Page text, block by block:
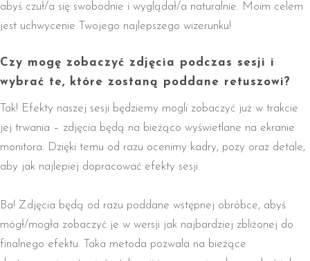
abyś czuł/a się swobodnie i wyglądał/a naturalnie. Moim celem
jest uchwycenie Twojego najlepszego wizerunku!
Czy mogę zobaczyć zdjęcia podczas sesji i
wybrać te, które zostaną poddane retuszowi?
Tak! Efekty naszej sesji będziemy mogli zobaczyć już w trakcie
jej trwania – zdjęcia będą na bieżąco wyświetlane na ekranie
monitora. Dzięki temu od razu ocenimy kadry, pozy oraz detale,
aby jak najlepiej dopracować efekty sesji.
Ba! Zdjęcia będą od razu poddane wstępnej obróbce, abyś
mógł/mogła zobaczyć je w wersji jak najbardziej zbliżonej do
finalnego efektu. Taka metoda pozwala na bieżące